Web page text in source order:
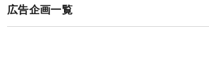
広告企画一覧